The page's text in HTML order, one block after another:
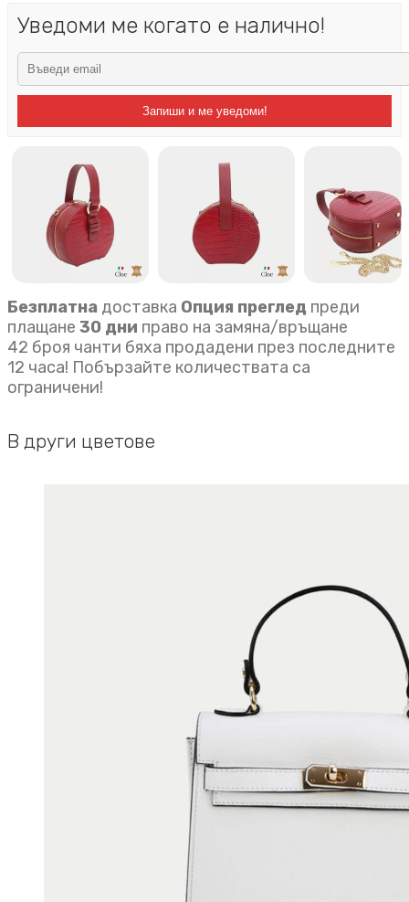
Уведоми ме когато е налично!
Запиши и ме уведоми!
Безплатна доставка Опция преглед преди
плащане 30 дни право на замяна/връщане
42 броя чанти бяха продадени през последните
12 часа! Побързайте количествата са
ограничени!
В други цветове